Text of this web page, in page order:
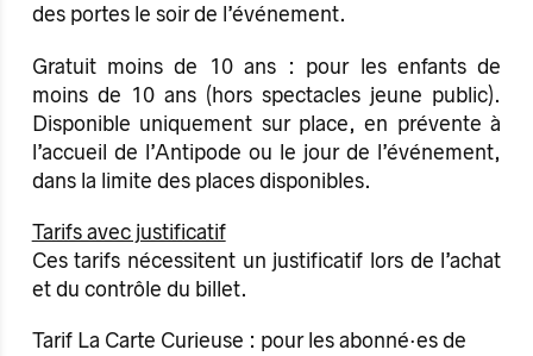
des portes le soir de l’événement.
Gratuit moins de 10 ans : pour les enfants de
moins de 10 ans (hors spectacles jeune public).
Disponible uniquement sur place, en prévente à
l’accueil de l’Antipode ou le jour de l’événement,
dans la limite des places disponibles.
Tarifs avec justificatif
Ces tarifs nécessitent un justificatif lors de l’achat
et du contrôle du billet.
Tarif La Carte Curieuse : pour les abonné·es de